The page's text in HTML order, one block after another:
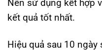
Nên sử dụng kết hợp
kết quả tốt nhất.
Hiệu quả sau 10 ngày